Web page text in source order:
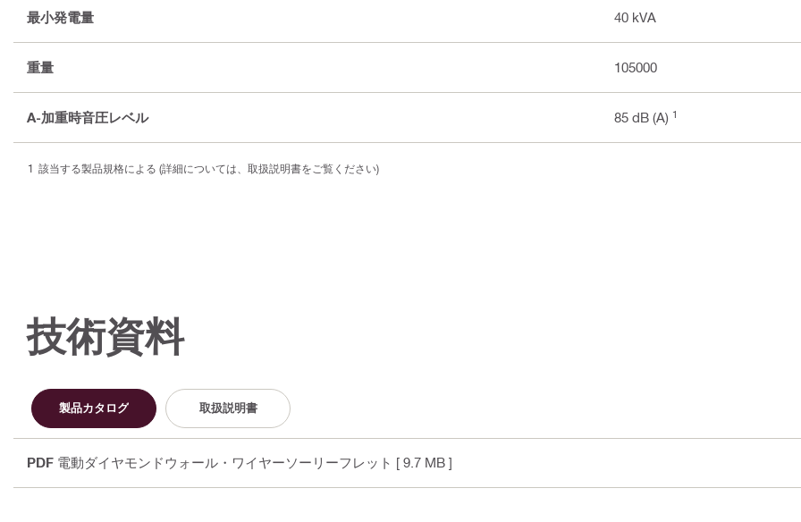
最小発電量 40 kVA
重量 105000
A-加重時音圧レベル 85 dB (A) 1
該当する製品規格による (詳細については、取扱説明書をご覧ください)
技術資料
製品カタログ 取扱説明書
PDF 電動ダイヤモンドウォール・ワイヤーソーリーフレット [ 9.7 MB ]